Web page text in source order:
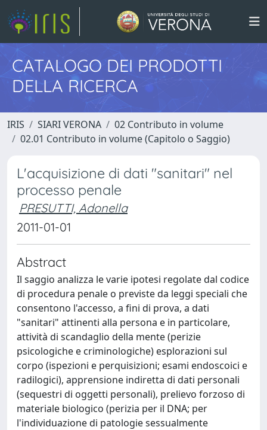
CATALOGO DEI PRODOTTI
DELLA RICERCA
IRIS SIARI VERONA
02 Contributo in volume
02.01 Contributo in volume (Capitolo o Saggio)
L'acquisizione di dati "sanitari" nel
processo penale
PRESUTTI, Adonella
2011-01-01
Abstract
Il saggio analizza le varie ipotesi regolate dal codice
di procedura penale o previste da leggi speciali che
consentono l'accesso, a fini di prova, a dati
"sanitari" attinenti alla persona e in particolare,
attività di scandaglio della mente (perizie
psicologiche e criminologiche) esplorazioni sul
corpo (ispezioni e perquisizioni; esami endoscoici e
radilogici), apprensione indiretta di dati personali
(sequestri di oggetti personali), prelievo forzoso di
materiale biologico (perizia per il DNA; per
l'individuazione di patologie sessualmente